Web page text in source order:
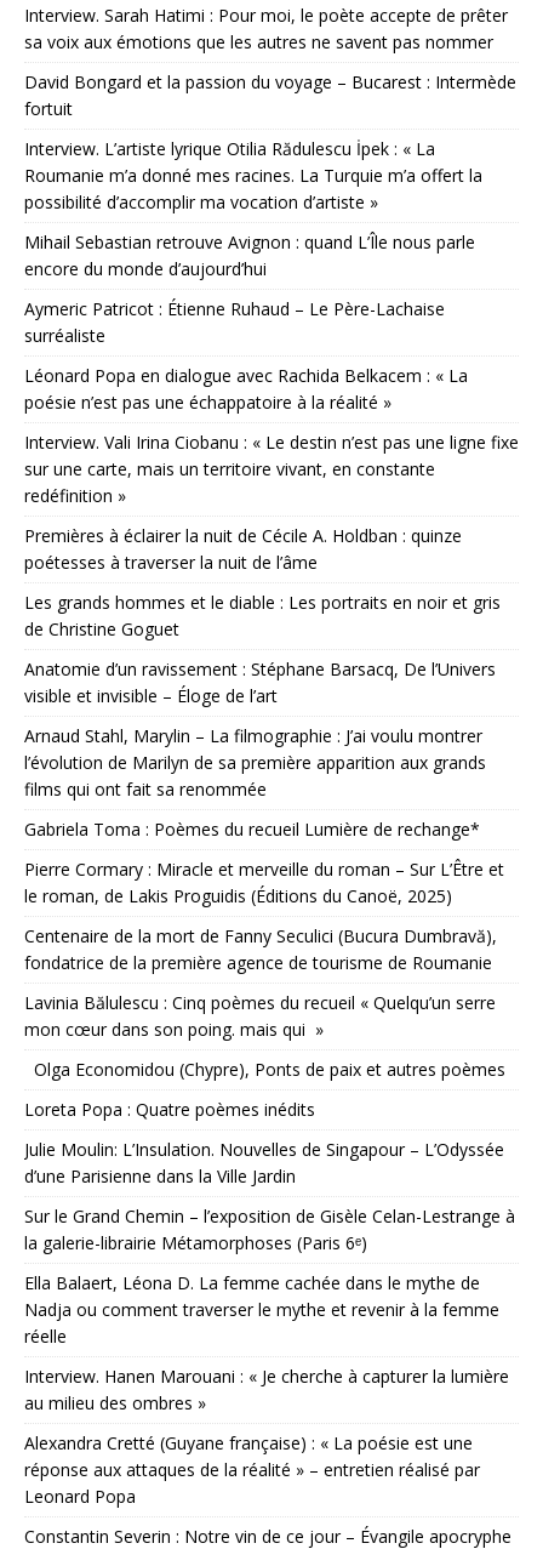
Interview. Sarah Hatimi : Pour moi, le poète accepte de prêter
sa voix aux émotions que les autres ne savent pas nommer
David Bongard et la passion du voyage – Bucarest : Intermède
fortuit
Interview. L’artiste lyrique Otilia Rădulescu İpek : « La
Roumanie m’a donné mes racines. La Turquie m’a offert la
possibilité d’accomplir ma vocation d’artiste »
Mihail Sebastian retrouve Avignon : quand L’Île nous parle
encore du monde d’aujourd’hui
Aymeric Patricot : Étienne Ruhaud – Le Père-Lachaise
surréaliste
Léonard Popa en dialogue avec Rachida Belkacem : « La
poésie n’est pas une échappatoire à la réalité »
Interview. Vali Irina Ciobanu : « Le destin n’est pas une ligne fixe
sur une carte, mais un territoire vivant, en constante
redéfinition »
Premières à éclairer la nuit de Cécile A. Holdban : quinze
poétesses à traverser la nuit de l’âme
Les grands hommes et le diable : Les portraits en noir et gris
de Christine Goguet
Anatomie d’un ravissement : Stéphane Barsacq, De l’Univers
visible et invisible – Éloge de l’art
Arnaud Stahl, Marylin – La filmographie : J’ai voulu montrer
l’évolution de Marilyn de sa première apparition aux grands
films qui ont fait sa renommée
Gabriela Toma : Poèmes du recueil Lumière de rechange*
Pierre Cormary : Miracle et merveille du roman – Sur L’Être et
le roman, de Lakis Proguidis (Éditions du Canoë, 2025)
Centenaire de la mort de Fanny Seculici (Bucura Dumbravă),
fondatrice de la première agence de tourisme de Roumanie
Lavinia Bălulescu : Cinq poèmes du recueil « Quelqu’un serre
mon cœur dans son poing. mais qui »
Olga Economidou (Chypre), Ponts de paix et autres poèmes
Loreta Popa : Quatre poèmes inédits
Julie Moulin: L’Insulation. Nouvelles de Singapour – L’Odyssée
d’une Parisienne dans la Ville Jardin
Sur le Grand Chemin – l’exposition de Gisèle Celan-Lestrange à
la galerie-librairie Métamorphoses (Paris 6ᵉ)
Ella Balaert, Léona D. La femme cachée dans le mythe de
Nadja ou comment traverser le mythe et revenir à la femme
réelle
Interview. Hanen Marouani : « Je cherche à capturer la lumière
au milieu des ombres »
Alexandra Cretté (Guyane française) : « La poésie est une
réponse aux attaques de la réalité » – entretien réalisé par
Leonard Popa
Constantin Severin : Notre vin de ce jour – Évangile apocryphe